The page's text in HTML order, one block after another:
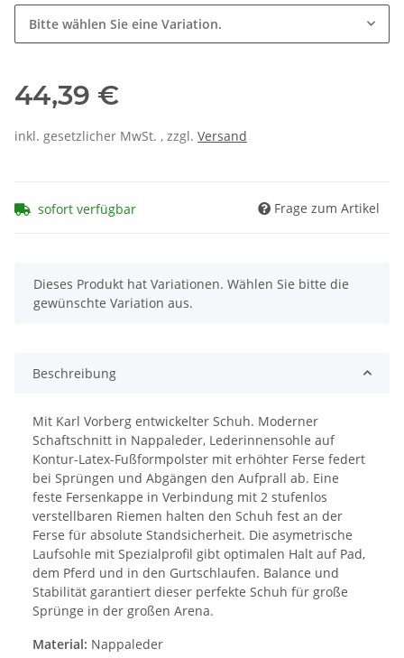
Bitte wählen Sie eine Variation.
44,39 €
inkl. gesetzlicher MwSt. , zzgl. Versand
sofort verfügbar Frage zum Artikel
x
Dieses Produkt hat Variationen. Wählen Sie bitte die
gewünschte Variation aus.
Beschreibung
Mit Karl Vorberg entwickelter Schuh. Moderner
Schaftschnitt in Nappaleder, Lederinnensohle auf
Kontur-Latex-Fußformpolster mit erhöhter Ferse federt
bei Sprüngen und Abgängen den Aufprall ab. Eine
feste Fersenkappe in Verbindung mit 2 stufenlos
verstellbaren Riemen halten den Schuh fest an der
Ferse für absolute Standsicherheit. Die asymetrische
Laufsohle mit Spezialprofil gibt optimalen Halt auf Pad,
dem Pferd und in den Gurtschlaufen. Balance und
Stabilität garantiert dieser perfekte Schuh für große
Sprünge in der großen Arena.
Material: Nappaleder